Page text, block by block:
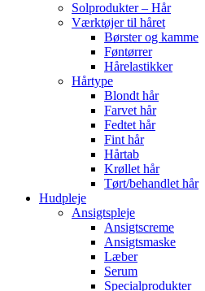
Solprodukter – Hår
Værktøjer til håret
Børster og kamme
Føntørrer
Hårelastikker
Hårtype
Blondt hår
Farvet hår
Fedtet hår
Fint hår
Hårtab
Krøllet hår
Tørt/behandlet hår
Hudpleje
Ansigtspleje
Ansigtscreme
Ansigtsmaske
Læber
Serum
Specialprodukter